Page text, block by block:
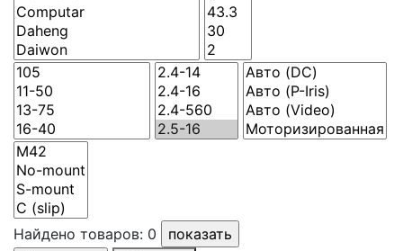
Найдено товаров: 0